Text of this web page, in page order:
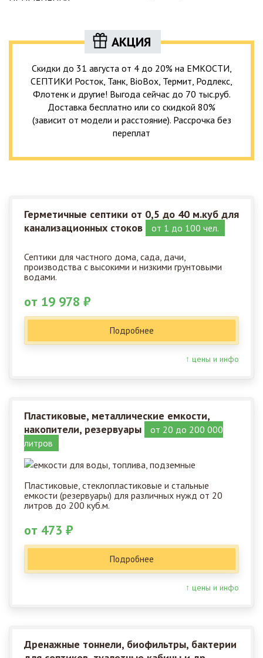
АКЦИЯ
Скидки до 31 августа от 4 до 20% на ЕМКОСТИ,
СЕПТИКИ Росток, Танк, BioBox, Термит, Родлекс,
Флотенк и другие! Выгода сейчас до 70 тыс.руб.
Доставка бесплатно или со скидкой 80%
(зависит от модели и расстояние). Рассрочка без
переплат
Герметичные септики от 0,5 до 40 м.куб для
канализационных стоков
от 1 до 100 чел.
Септики для частного дома, сада, дачи,
производства с высокими и низкими грунтовыми
водами.
от 19 978 ₽
Подробнее
↑ цены и инфо
Пластиковые, металлические емкости,
накопители, резервуары
от 20 до 200 000
литров
Пластиковые, стеклопластиковые и стальные
емкости (резервуары) для различных нужд от 20
литров до 200 куб.м.
от 473 ₽
Подробнее
↑ цены и инфо
Дренажные тоннели, биофильтры, бактерии